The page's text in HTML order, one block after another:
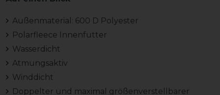
Außenmaterial: 600 D Polyester
Polarfleece Innenfutter
Wasserdicht
Atmungsaktiv
Winddicht
Doppelter und maximal größenverstellbarer